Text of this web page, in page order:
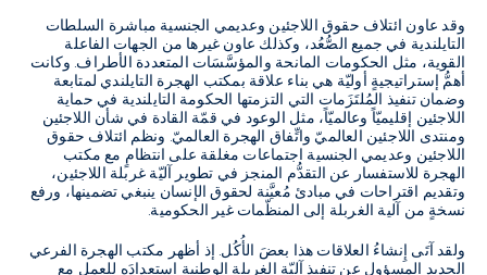
وقد عاون ائتلاف حقوق اللاجئين وعديمي الجنسية مباشرة السلطات
التايلندية في جميع الصُّعُد، وكذلك عاون غيرها من الجهات الفاعلة
القوية، مثل الحكومات المانحة والمؤسَّسَات المتعددة الأطراف. وكانت
أهمُّ إستراتيجيةٍ أوليّة هي بناء علاقة بمكتب الهجرة التايلندي لمتابعة
وضمان تنفيذ المُلتَزَمات التي التزمتها الحكومة التايلندية في حماية
اللاجئين إقليميّاً وعالميّاً، مثل الوعود في قمّة القادة في شأن اللاجئين
ومنتدى اللاجئين العالميّ واتِّفاق الهجرة العالميّ. ونظم ائتلاف حقوق
اللاجئين وعديمي الجنسية اجتماعات مغلقة على انتظامٍ مع مكتب
الهجرة للاستفسار عن التقدُّم المنجز في تطوير آليّة غربلة اللاجئين،
وتقديم اقتراحات في مبادئ مُعيَّنة لحقوق الإنسان ينبغي تضمينها، ورفع
نسخةٍ من آلية الغربلة إلى المنظّمات غير الحكومية.
ولقد آتَى إِنشاءُ العلاقات هذا بعضَ الأُكُل. إذ أظهر مكتب الهجرة الفرعي